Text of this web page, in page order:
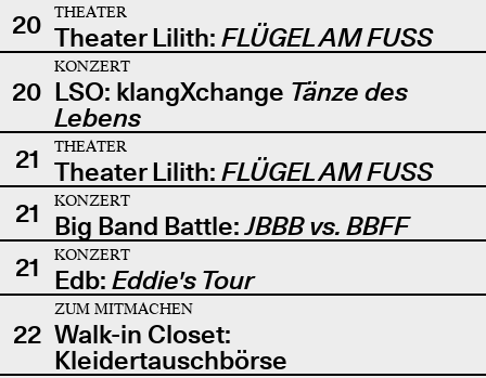
20
THEATER
Theater Lilith: FLÜGEL AM FUSS
20
KONZERT
LSO: klangXchange Tänze des
Lebens
21
THEATER
Theater Lilith: FLÜGEL AM FUSS
21
KONZERT
Big Band Battle:JBBB vs. BBFF
21
KONZERT
Edb: Eddie's Tour
22
ZUM MITMACHEN
Walk-in Closet:
Kleidertauschbörse